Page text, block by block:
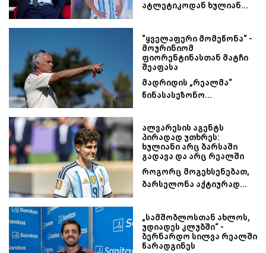
ატლეტიკოდან ხულიან...
“ყველაფერი მომეწონა“ -
მოურინიომ
ფიორენტინასთან მატჩი
შეაფასა
მადრიდის „რეალმა“
წინასასეზონო...
ალვარესის აგენტს
პირადად უთხრეს:
ხულიანი არც ბარსაში
გადავა და არც რეალში
როგორც მოგეხსენებათ,
ბარსელონა აქტიურად...
„სამშობლოსთან ახლოს,
უდიადეს კლუბში“ -
ბერნარდო სილვა რეალში
წარადგინეს